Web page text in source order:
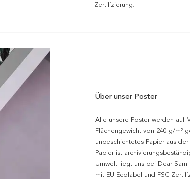
Zertifizierung.
Über unser Poster
Alle unsere Poster werden auf
Flächengewicht von 240 g/m²
unbeschichtetes Papier aus
Papier ist
Umwelt liegt uns bei Dear
mit EU Ecolabel und FSC-